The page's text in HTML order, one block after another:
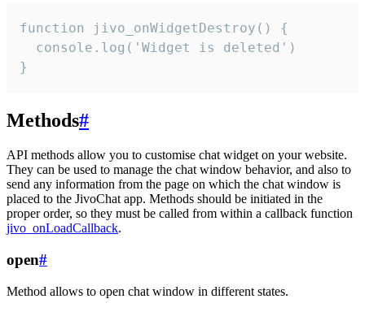
function jivo_onWidgetDestroy() {
  console.log('Widget is deleted')
}
Methods#
API methods allow you to customise chat widget on your website.
They can be used to manage the chat window behavior, and also to
send any information from the page on which the chat window is
placed to the JivoChat app. Methods should be initiated in the
proper order, so they must be called from within a callback function
jivo_onLoadCallback.
open#
Method allows to open chat window in different states.